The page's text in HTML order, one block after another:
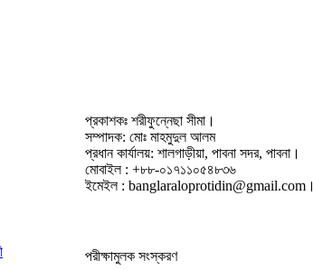
প্রকাশকঃ শরীফুন্নেছা সীমা।
সম্পাদক: মোঃ মাহমুদুল আলম
প্রধান কার্যালয়: শালগাড়ীয়া, পাবনা সদর, পাবনা।
মোবাইল : +৮৮-০১৭১১০৫৪৮৩৬
ইমেইল : banglaraloprotidin@gmail.com।
পরীক্ষামুলক সংস্করণ